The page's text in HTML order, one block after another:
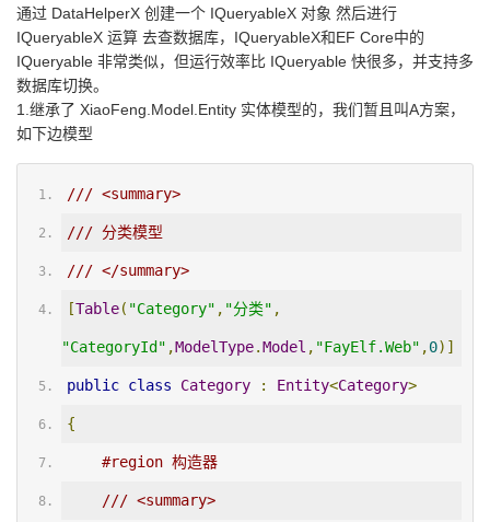
通过 DataHelperX 创建一个 IQueryableX 对象 然后进行
IQueryableX 运算 去查数据库，IQueryableX和EF Core中的
IQueryable 非常类似，但运行效率比 IQueryable 快很多，并支持多
数据库切换。
1.继承了 XiaoFeng.Model.Entity 实体模型的，我们暂且叫A方案，
如下边模型
/// <summary>
/// 分类模型
/// </summary>
[Table( "Category" , "分类" ,
"CategoryId" ,ModelType.Model , "FayElf.Web" ,0)]
public class Category : Entity<Category>
{
#region 构造器
/// <summary>